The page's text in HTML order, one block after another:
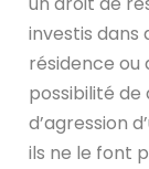
investis dans
résidence ou
possibilité de
d’agression
ils ne le font